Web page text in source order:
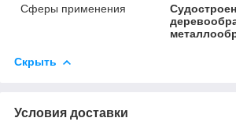
Сферы применения
Скрыть
Условия доставки